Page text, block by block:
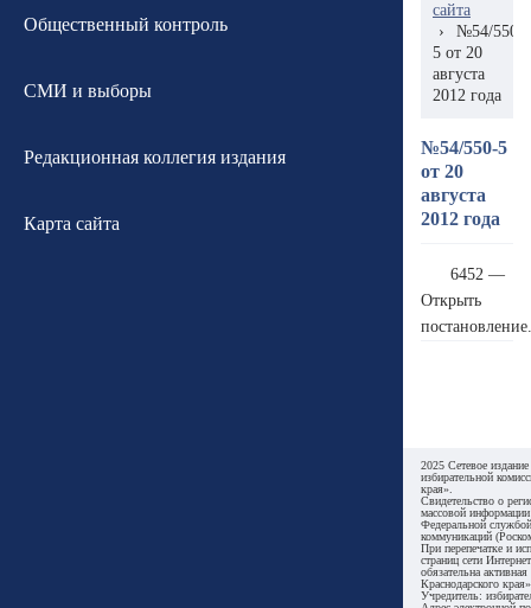
Общественный контроль
СМИ и выборы
Редакционная коллегия издания
Карта сайта
сайта
›
№54/550-
5 от 20
августа
2012 года
№54/550-5
от 20
августа
2012 года
6452 —
Открыть
2025 Сетевое
избирательной
края».
Свидетельство о
массовой
Федеральной
коммуникаций
При перепечатке и
страниц сети Интернет
обязательна
Краснодарского
Учредитель: